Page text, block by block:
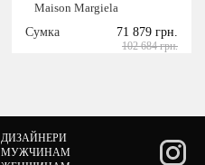
Maison Margiela
Сумка
71 879 грн.
102 684 грн.
ДИЗАЙНЕРИ
МУЖЧИНАМ